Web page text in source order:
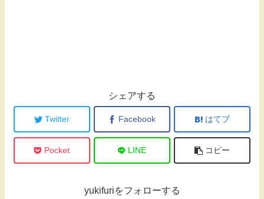
シェアする
Twitter Facebook はてブ
Pocket LINE コピー
yukifuriをフォローする